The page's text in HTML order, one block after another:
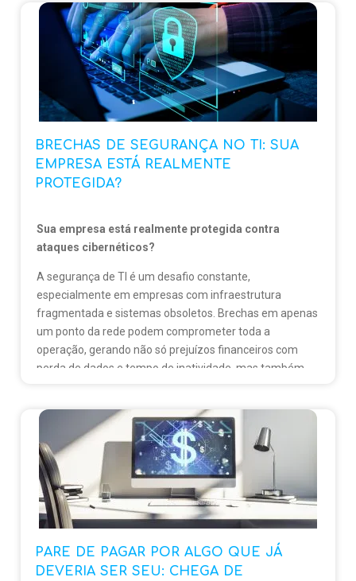
segurança, atualizações e backups em toda a rede de
forma automatizada. Isso reduz pontos de ataque,
aumenta a resistência contra ameaças e garante a
continuidade dos negócios mesmo em casos de
incidentes.
Investir em Thin Clients, não só fortalece a segurança da
informação, como também se torna um diferencial
competitivo para empresas que buscam estabilidade,
BRECHAS DE SEGURANÇA NO TI: SUA
EMPRESA ESTÁ REALMENTE
PROTEGIDA?
Sua empresa está realmente protegida contra
ataques cibernéticos?
A segurança de TI é um desafio constante,
especialmente em empresas com infraestrutura
fragmentada e sistemas obsoletos. Brechas em apenas
um ponto da rede podem comprometer toda a
operação, gerando não só prejuízos financeiros com
perda de dados e tempo de inatividade, mas também
Um dos caminhos para fortalecer a proteção é apostar
na centralização da gestão de TI. Nesse contexto, os
Thin Clients
se destacam como solução eficiente: eles
permitem controle centralizado, facilitam atualizações
de segurança e reduzem a exposição a ameaças. Além
disso, oferecem benefícios como economia e
escalabilidade.
Sua empresa pode estar mais vulnerável do que
imagina. Avalie sua estrutura e descubra como os
PARE DE PAGAR POR ALGO QUE JÁ
DEVERIA SER SEU: CHEGA DE